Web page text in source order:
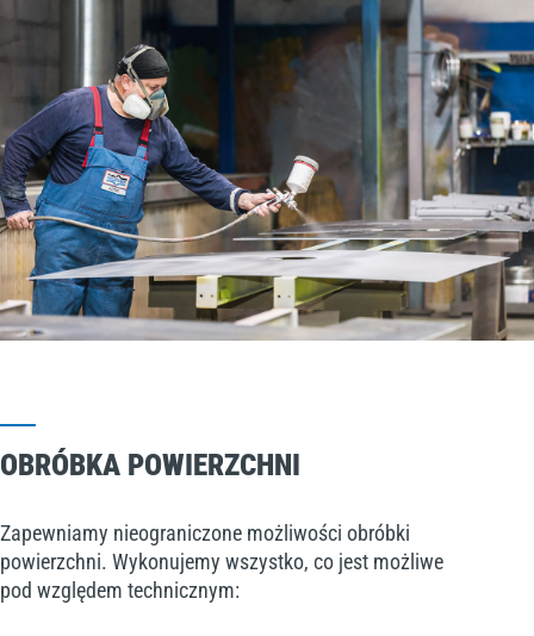
OBRÓBKA POWIERZCHNI
Zapewniamy nieograniczone możliwości obróbki
powierzchni. Wykonujemy wszystko, co jest możliwe
pod względem technicznym: